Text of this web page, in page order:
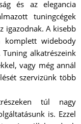
és az elegancia
tuningcégek
igazodnak. A kisebb
komplett widebody
alkatrészeink
vagy még annál
szervizünk több
túl nagy
is. Ezzel